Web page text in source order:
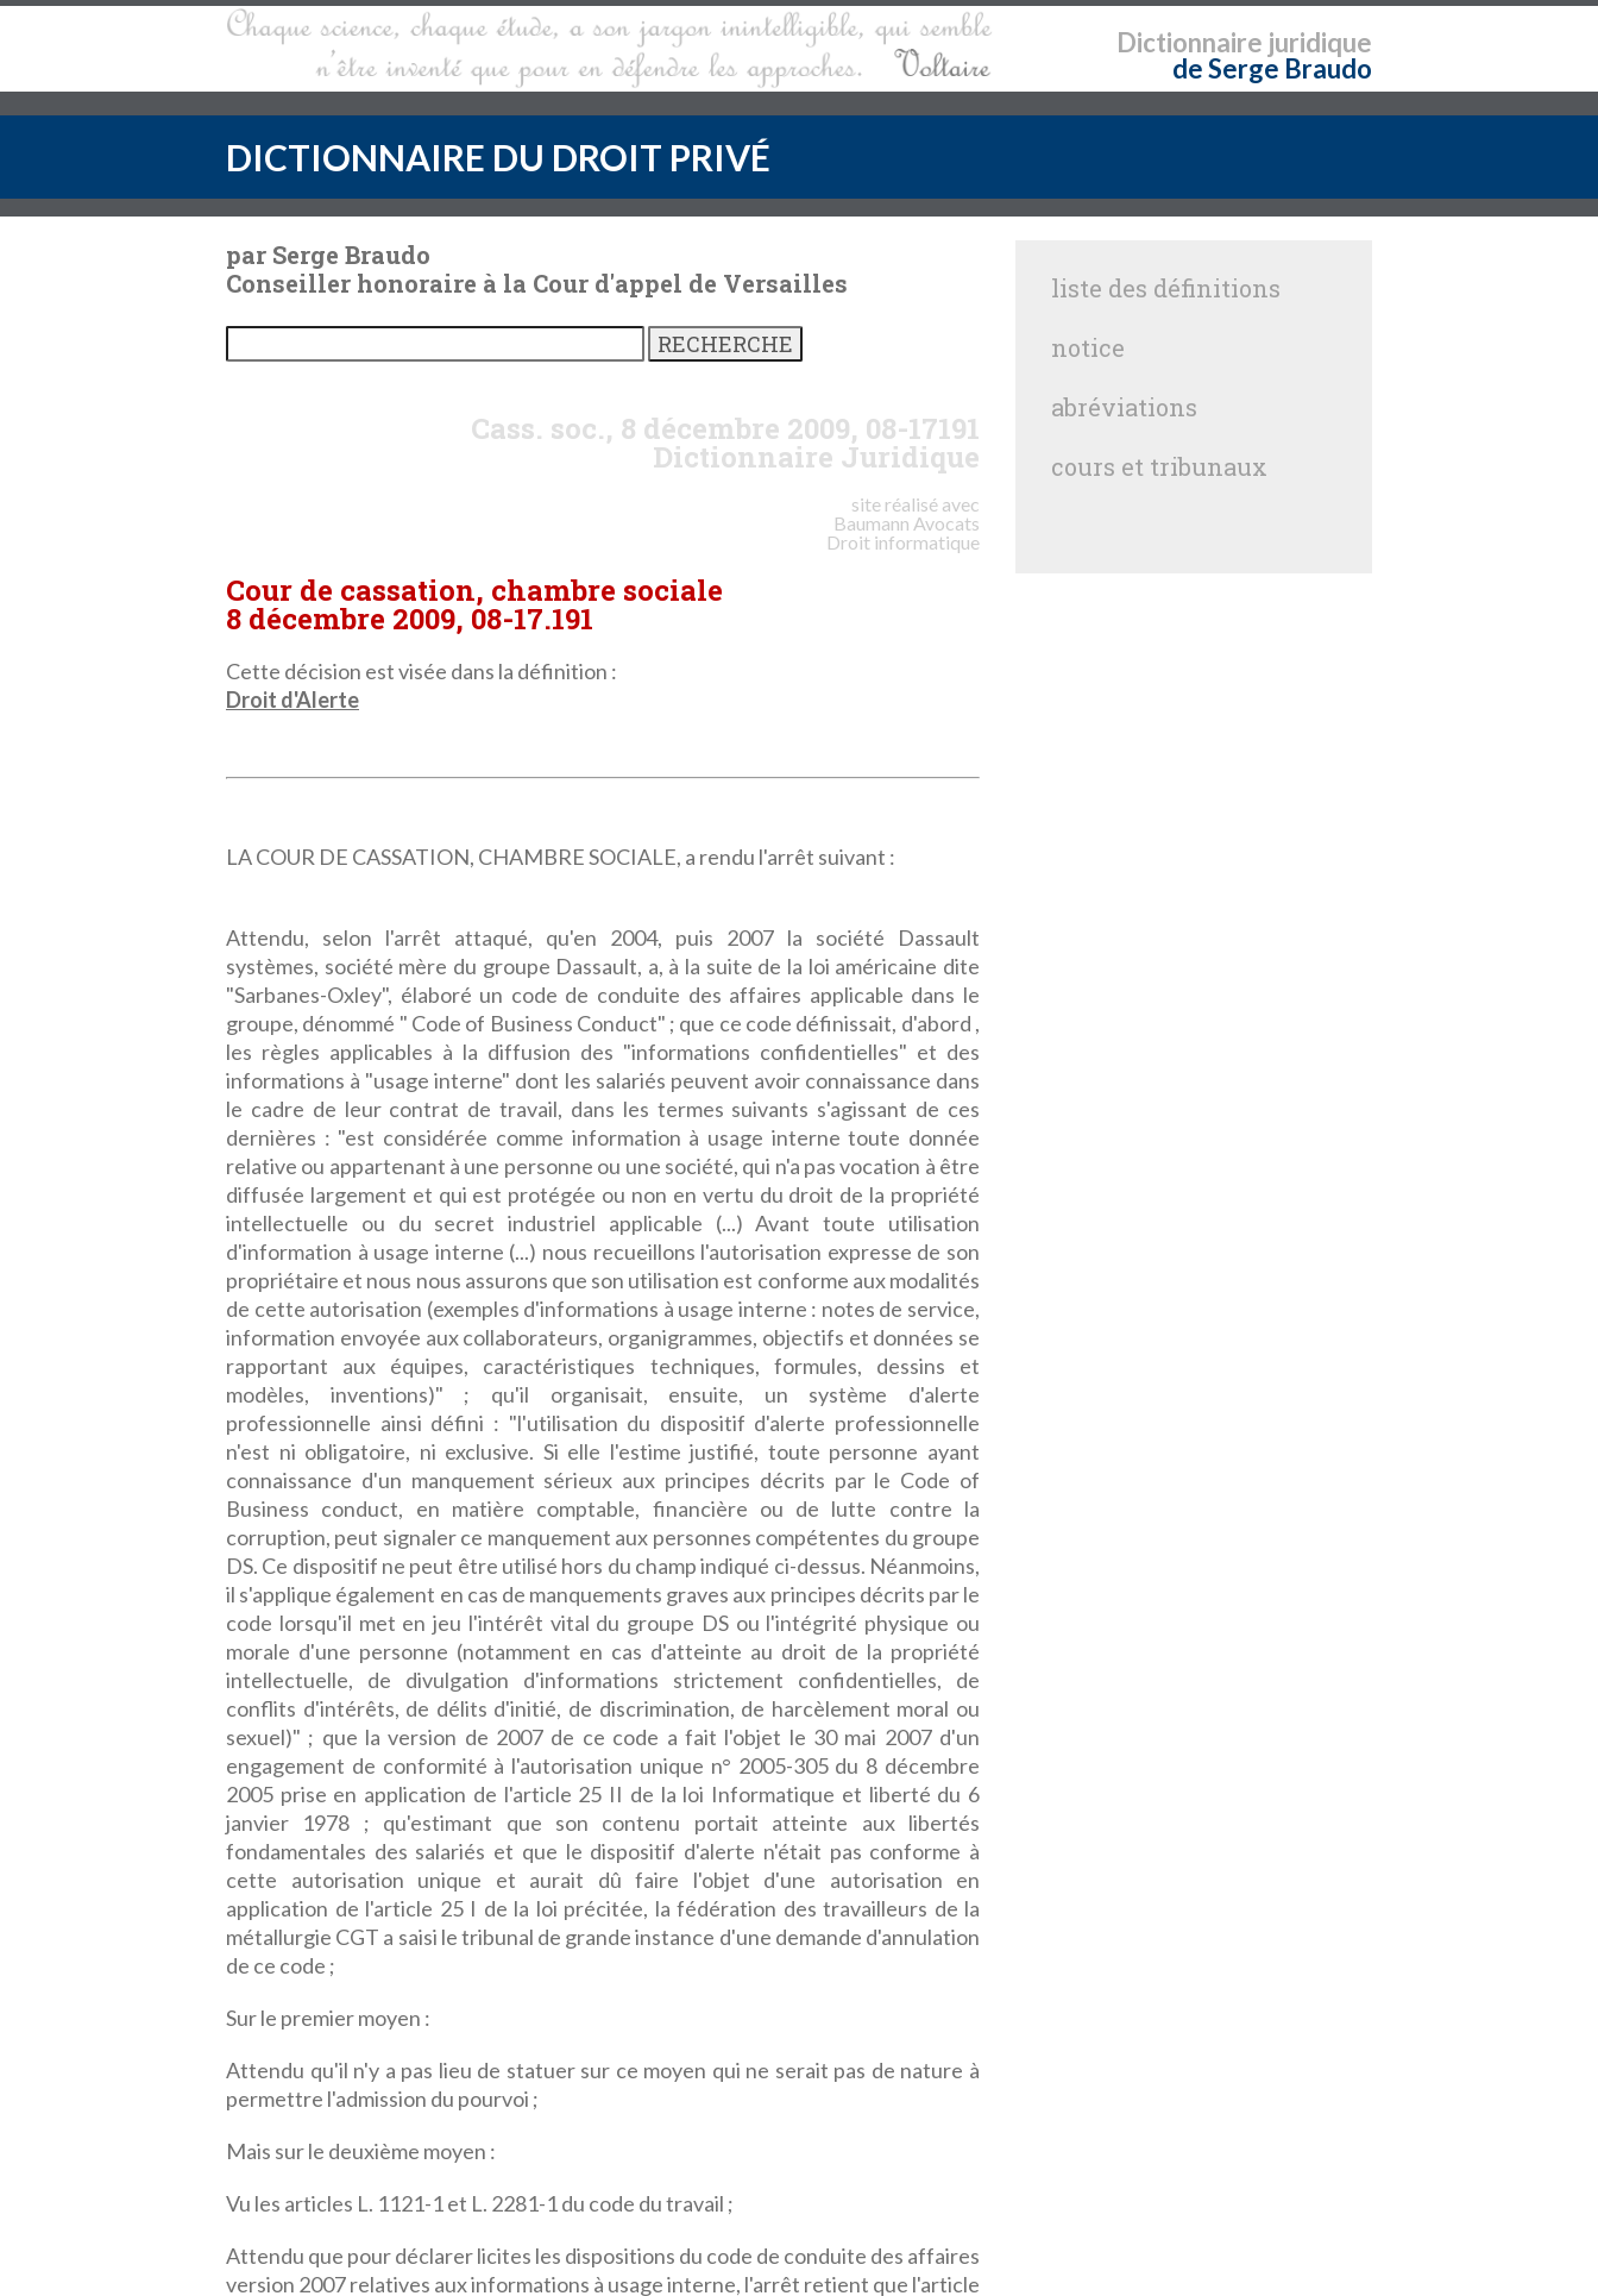
Dictionnaire juridique
de Serge Braudo
DICTIONNAIRE DU DROIT PRIVÉ
par Serge Braudo
Conseiller honoraire à la Cour d'appel de Versailles
Cass. soc., 8 décembre 2009, 08-17191
Dictionnaire Juridique
site réalisé avec
Baumann Avocats
Droit informatique
Cour de cassation, chambre sociale
8 décembre 2009, 08-17.191
Cette décision est visée dans la définition :
Droit d'Alerte
LA COUR DE CASSATION, CHAMBRE SOCIALE, a rendu l'arrêt suivant :
Attendu, selon l'arrêt attaqué, qu'en 2004, puis 2007 la société Dassault
systèmes, société mère du groupe Dassault, a, à la suite de la loi américaine dite
"Sarbanes-Oxley", élaboré un code de conduite des affaires applicable dans le
groupe, dénommé " Code of Business Conduct" ; que ce code définissait, d'abord ,
les règles applicables à la diffusion des "informations confidentielles" et des
informations à "usage interne" dont les salariés peuvent avoir connaissance dans
le cadre de leur contrat de travail, dans les termes suivants s'agissant de ces
dernières : "est considérée comme information à usage interne toute donnée
relative ou appartenant à une personne ou une société, qui n'a pas vocation à être
diffusée largement et qui est protégée ou non en vertu du droit de la propriété
intellectuelle ou du secret industriel applicable (...) Avant toute utilisation
d'information à usage interne (...) nous recueillons l'autorisation expresse de son
propriétaire et nous nous assurons que son utilisation est conforme aux modalités
de cette autorisation (exemples d'informations à usage interne : notes de service,
information envoyée aux collaborateurs, organigrammes, objectifs et données se
rapportant aux équipes, caractéristiques techniques, formules, dessins et
modèles, inventions)" ; qu'il organisait, ensuite, un système d'alerte
professionnelle ainsi défini : "l'utilisation du dispositif d'alerte professionnelle
n'est ni obligatoire, ni exclusive. Si elle l'estime justifié, toute personne ayant
connaissance d'un manquement sérieux aux principes décrits par le Code of
Business conduct, en matière comptable, financière ou de lutte contre la
corruption, peut signaler ce manquement aux personnes compétentes du groupe
DS. Ce dispositif ne peut être utilisé hors du champ indiqué ci-dessus. Néanmoins,
il s'applique également en cas de manquements graves aux principes décrits par le
code lorsqu'il met en jeu l'intérêt vital du groupe DS ou l'intégrité physique ou
morale d'une personne (notamment en cas d'atteinte au droit de la propriété
intellectuelle, de divulgation d'informations strictement confidentielles, de
conflits d'intérêts, de délits d'initié, de discrimination, de harcèlement moral ou
sexuel)" ; que la version de 2007 de ce code a fait l'objet le 30 mai 2007 d'un
engagement de conformité à l'autorisation unique n° 2005-305 du 8 décembre
2005 prise en application de l'article 25 II de la loi Informatique et liberté du 6
janvier 1978 ; qu'estimant que son contenu portait atteinte aux libertés
fondamentales des salariés et que le dispositif d'alerte n'était pas conforme à
cette autorisation unique et aurait dû faire l'objet d'une autorisation en
application de l'article 25 I de la loi précitée, la fédération des travailleurs de la
métallurgie CGT a saisi le tribunal de grande instance d'une demande d'annulation
de ce code ;
Sur le premier moyen :
Attendu qu'il n'y a pas lieu de statuer sur ce moyen qui ne serait pas de nature à
permettre l'admission du pourvoi ;
Mais sur le deuxième moyen :
Vu les articles L. 1121-1 et L. 2281-1 du code du travail ;
Attendu que pour déclarer licites les dispositions du code de conduite des affaires
version 2007 relatives aux informations à usage interne, l'arrêt retient que l'article
liste des définitions
notice
abréviations
cours et tribunaux